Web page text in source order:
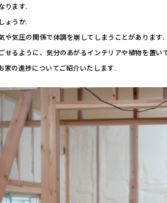
ります.
ょうか.
や気圧の関係で体調を崩してしまうことがあります.
せるように、気分のあがるインテリアや植物を置い
家の進捗についてご紹介いたします.